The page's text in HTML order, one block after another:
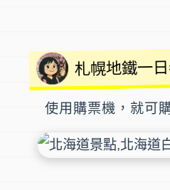
札幌地鐵一
使用購票機，就可